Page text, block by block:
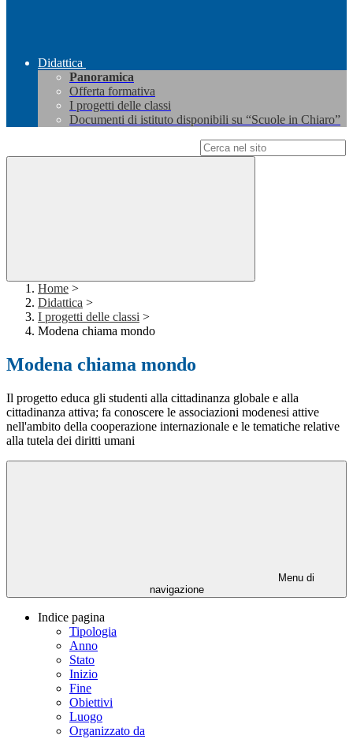
Didattica
Panoramica
Offerta formativa
I progetti delle classi
Documenti di istituto disponibili su “Scuole in Chiaro”
Home >
Didattica >
I progetti delle classi >
Modena chiama mondo
Modena chiama mondo
Il progetto educa gli studenti alla cittadinanza globale e alla
cittadinanza attiva; fa conoscere le associazioni modenesi attive
nell'ambito della cooperazione internazionale e le tematiche relative
alla tutela dei diritti umani
Menu di
navigazione
Indice pagina
Tipologia
Anno
Stato
Inizio
Fine
Obiettivi
Luogo
Organizzato da